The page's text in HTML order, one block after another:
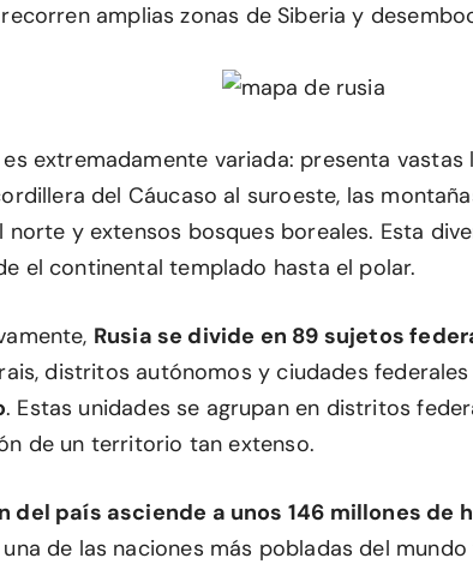
amplias zonas de Siberia y
extremadamente variada: presenta vastas
del Cáucaso al suroeste, las
norte y extensos bosques boreales. Esta
el continental templado hasta el polar.
Rusia se divide en 89 sujetos
distritos autónomos y ciudades
. Estas unidades se agrupan en distritos
de un territorio tan extenso.
del país asciende a unos 146 millones de
de las naciones más pobladas del